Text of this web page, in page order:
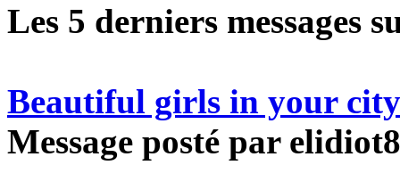
Les 5 derniers messages
Beautiful girls in your
Message posté par